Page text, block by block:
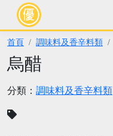
首頁 調味料及香辛料類
烏醋
分類： 調味料及香辛料類